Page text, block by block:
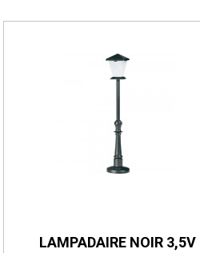
LAMPADAIRE NOIR 3,5V